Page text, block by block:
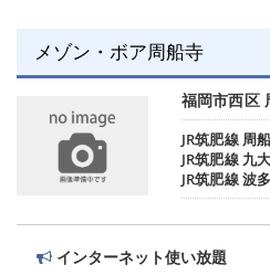
メゾン・ボア周船寺
福岡市西区
JR筑肥線 周
JR筑肥線 九
JR筑肥線波
インターネット使い放題